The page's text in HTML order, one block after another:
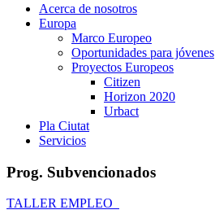
Acerca de nosotros
Europa
Marco Europeo
Oportunidades para jóvenes
Proyectos Europeos
Citizen
Horizon 2020
Urbact
Pla Ciutat
Servicios
Prog. Subvencionados
TALLER EMPLEO